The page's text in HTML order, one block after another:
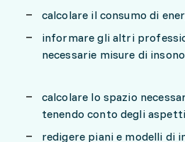
calcolare il consumo di
informare gli altri
necessarie misure di
calcolare lo spazio
tenendo conto degli
redigere piani e modelli di